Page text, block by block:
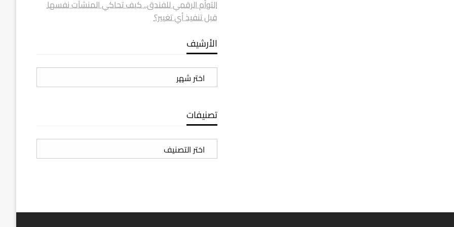
التوأم الرقمي للفندق.. كيف تحاكي المنشآت نفسها
قبل تنفيذ أي تغيير؟
الأرشيف
الأرشيف
تصنيفات
تصنيفات